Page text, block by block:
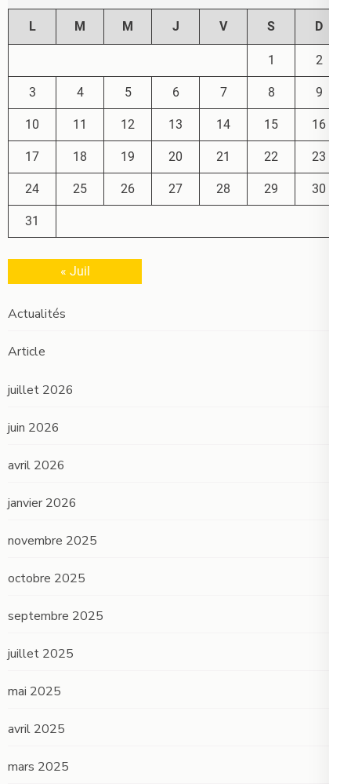
L M M J V S D
1 2
3 4 5 6 7 8 9
10 11 12 13 14 15 16
17 18 19 20 21 22 23
24 25 26 27 28 29 30
31
« Juil
Actualités
Article
juillet 2026
juin 2026
avril 2026
janvier 2026
novembre 2025
octobre 2025
septembre 2025
juillet 2025
mai 2025
avril 2025
mars 2025